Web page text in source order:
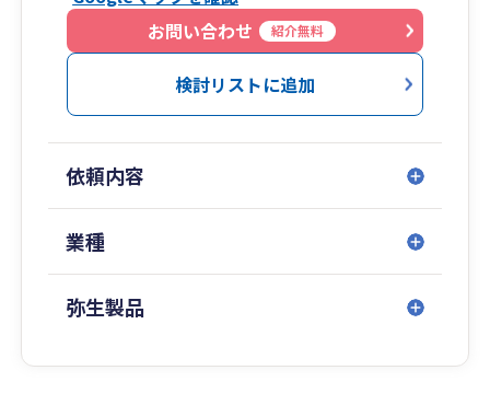
お問い合わせ
紹介無料
検討リストに追加
依頼内容
業種
弥生製品